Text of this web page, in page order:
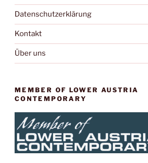
Datenschutzerklärung
Kontakt
Über uns
MEMBER OF LOWER AUSTRIA
CONTEMPORARY